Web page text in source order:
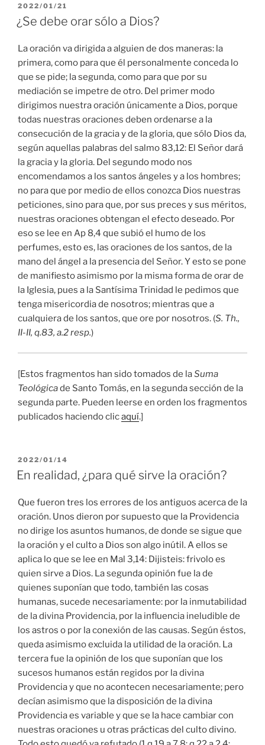
PUBLICADO
EL
2022/01/21
¿Se debe orar sólo a Dios?
La oración va dirigida a alguien de dos maneras: la
primera, como para que él personalmente conceda lo
que se pide; la segunda, como para que por su
mediación se impetre de otro. Del primer modo
dirigimos nuestra oración únicamente a Dios, porque
todas nuestras oraciones deben ordenarse a la
consecución de la gracia y de la gloria, que sólo Dios da,
según aquellas palabras del salmo 83,12: El Señor dará
la gracia y la gloria. Del segundo modo nos
encomendamos a los santos ángeles y a los hombres;
no para que por medio de ellos conozca Dios nuestras
peticiones, sino para que, por sus preces y sus méritos,
nuestras oraciones obtengan el efecto deseado. Por
eso se lee en Ap 8,4 que subió el humo de los
perfumes, esto es, las oraciones de los santos, de la
mano del ángel a la presencia del Señor. Y esto se pone
de manifiesto asimismo por la misma forma de orar de
la Iglesia, pues a la Santísima Trinidad le pedimos que
tenga misericordia de nosotros; mientras que a
cualquiera de los santos, que ore por nosotros. (S. Th.,
II-II, q.83, a.2 resp.)
[Estos fragmentos han sido tomados de laSuma
Teológicade Santo Tomás, en la segunda sección de la
segunda parte. Pueden leerse en orden los fragmentos
publicados haciendo clicaquí.]
PUBLICADO
EL
2022/01/14
En realidad, ¿para qué sirve la oración?
Que fueron tres los errores de los antiguos acerca de la
oración. Unos dieron por supuesto que la Providencia
no dirige los asuntos humanos, de donde se sigue que
la oración y el culto a Dios son algo inútil. A ellos se
aplica lo que se lee en Mal 3,14: Dijisteis: frivolo es
quien sirve a Dios. La segunda opinión fue la de
quienes suponían que todo, también las cosas
humanas, sucede necesariamente: por la inmutabilidad
de la divina Providencia, por la influencia ineludible de
los astros o por la conexión de las causas. Según éstos,
queda asimismo excluida la utilidad de la oración. La
tercera fue la opinión de los que suponían que los
sucesos humanos están regidos por la divina
Providencia y que no acontecen necesariamente; pero
decían asimismo que la disposición de la divina
Providencia es variable y que se la hace cambiar con
nuestras oraciones u otras prácticas del culto divino.